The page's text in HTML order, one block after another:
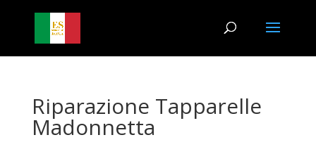
Riparazione Tapparelle
Madonnetta